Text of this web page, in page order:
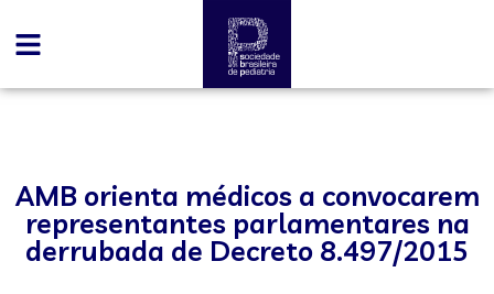
AMB orienta médicos a convocarem
representantes parlamentares na
derrubada de Decreto 8.497/2015